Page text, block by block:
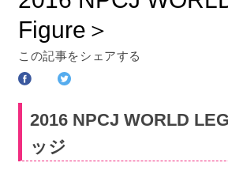
Figure＞
この記事をシェアする
2016 NPCJ WORLD
ッジ